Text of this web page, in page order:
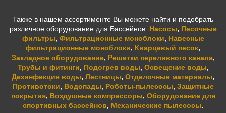
Также в нашем ассортименте Вы можете найти и подобрать
различное оборудование для Бассейнов: Насосы, Песочные
фильтры, Фильтрационные моноблоки, Навесные
фильтрационные моноблоки, Кварцевый песок,
Закладное оборудование, Решетки переливного канала,
Трубы и фитинги, Подогрев воды, Освещение воды,
Дезинфекция воды, Лестницы, Отделочные материалы,
Противотоки, Водопады, Роботы-пылесосы, Защитные
покрытия, Воздушные компрессоры, Оборудование для
спортивных бассейнов, Механические пылесосы.